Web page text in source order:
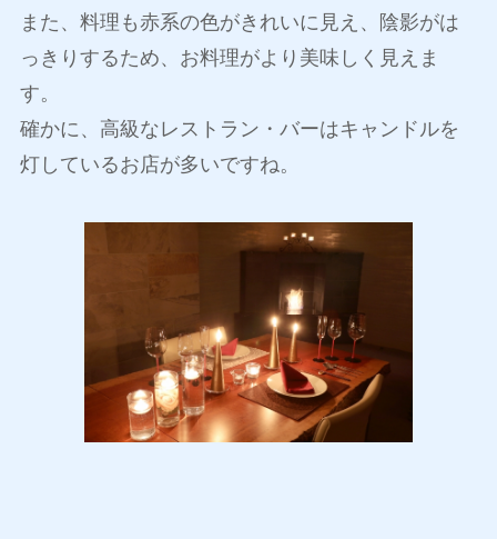
また、料理も赤系の色がきれいに見え、陰影がは
っきりするため、お料理がより美味しく見えま
す。
確かに、高級なレストラン・バーはキャンドルを
灯しているお店が多いですね。